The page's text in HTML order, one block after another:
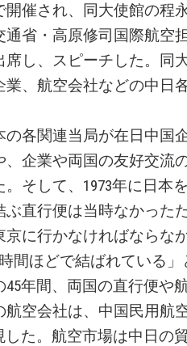
催され、同大使館の程
省・高原修司国際航空
し、スピーチした。同
、航空会社などの中日
各関連当局が在日中国
企業や両国の友好交流
そして、1973年に日本
直行便は当時なかった
京に行かなければならな
間ほどで結ばれている
年間、両国の直行便や
空会社は、中国民用航
た。航空市場は中日の